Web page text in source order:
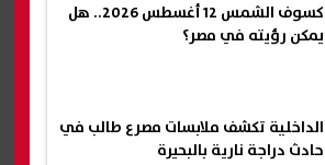
كسوف الشمس 12 أغسطس 2026.. هل
يمكن رؤيته في مصر؟
الداخلية تكشف ملابسات مصرع طالب في
حادث دراجة نارية بالبحيرة